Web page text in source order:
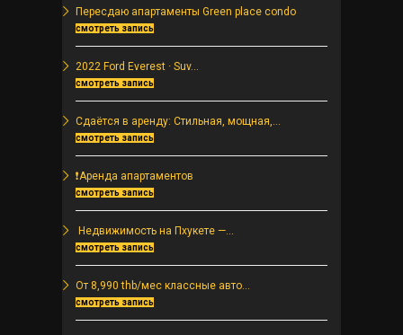
Пересдаю апартаменты Green place condo
смотреть запись
2022 Ford Everest · Suv...
смотреть запись
Сдаётся в аренду: Стильная, мощная,...
смотреть запись
❗️Аренда апартаментов
смотреть запись
️ Недвижимость на Пхукете —...
смотреть запись
От 8,990 thb/мес классные авто...
смотреть запись